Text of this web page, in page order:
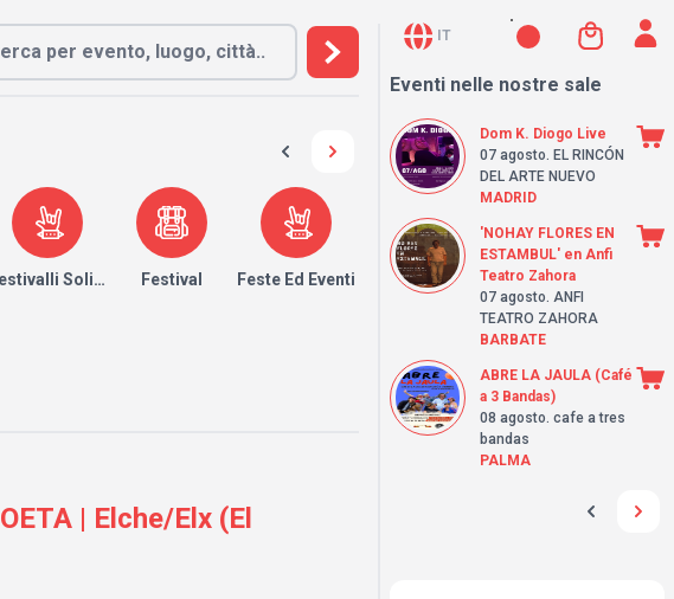
Solidari Festival Feste Ed Eventi
| Elche/Elx (El
IT
Eventi nelle nostre sale
Dom K. Diogo Live
07 agosto. EL RINCÓN
DEL ARTE NUEVO
MADRID
'NOHAY FLORES EN
ESTAMBUL' en Anfi
Teatro Zahora
07 agosto. ANFI
TEATRO ZAHORA
BARBATE
ABRE LA JAULA (Café
a 3 Bandas)
08 agosto. cafe a tres
bandas
PALMA